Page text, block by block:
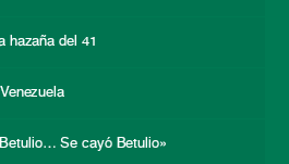
hazaña del 41
Se cayó Betulio»